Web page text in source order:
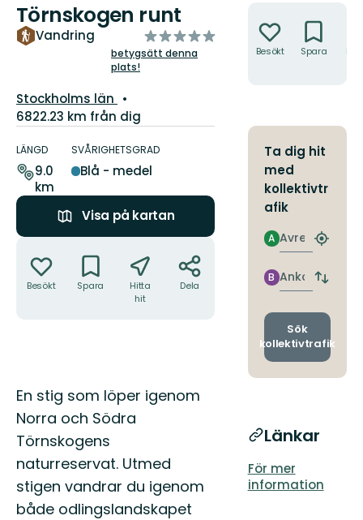
Törnskogen runt
Vandring
av
5
betygsätt denna
plats!
Län:
Stockholms län
6822.23 km från dig
om
leden
LÄNGD
9.0
km
SVÅRIGHETSGRAD
Blå - medel
Visa på kartan
Besökt Spara
Hitta
hit
Dela
Beskrivning
En stig som löper igenom
Norra och Södra
Törnskogens
naturreservat. Utmed
stigen vandrar du igenom
både odlingslandskapet
Besökt Spara
Ta dig hit
med
kollektivtr
afik
Avresa
A
Hitta
Ankomst
B
Byt
och
Sök
kollektivtrafik
Länkar
För mer
information